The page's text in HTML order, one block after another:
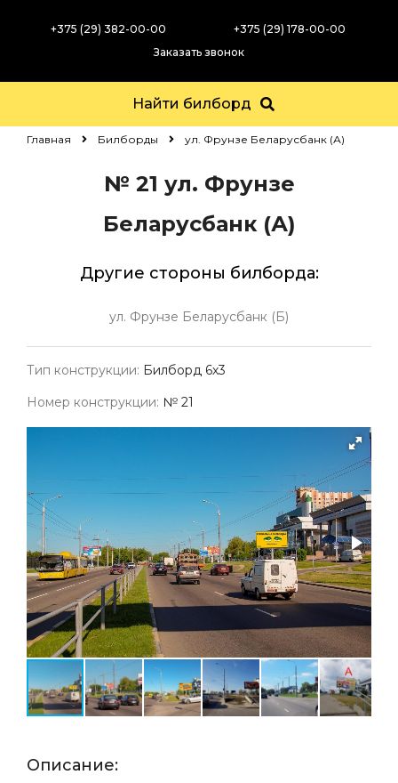
+375 (29) 382-00-00
+375 (29) 178-00-00
Заказать звонок
Найти билборд
Главная Билборды ул. Фрунзе Беларусбанк (А)
№ 21 ул. Фрунзе
Беларусбанк (А)
Другие стороны билборда:
ул. Фрунзе Беларусбанк (Б)
Тип конструкции: Билборд 6х3
Номер конструкции: № 21
Описание: